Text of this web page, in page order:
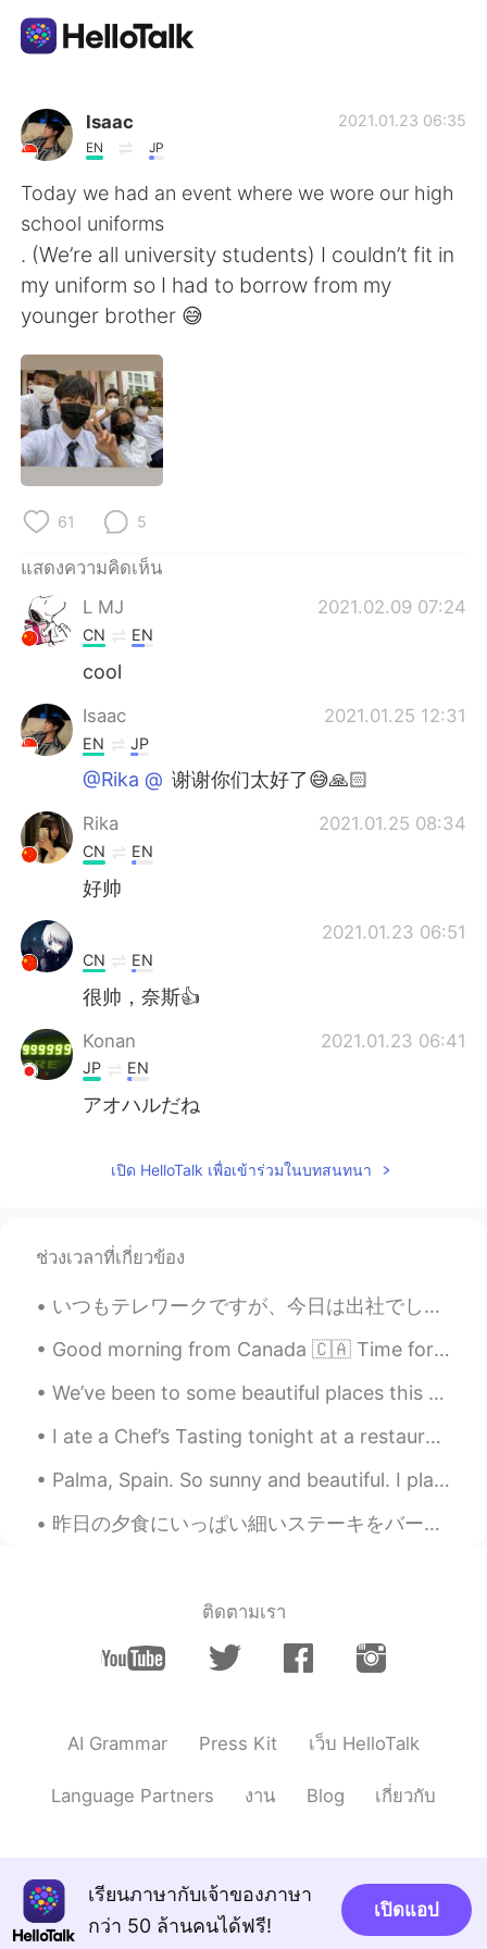
แอปแลกเปลี่ยนทางภาษา
AI Grammar Checker
ไทย
English
繁體中文
العربية
Indonesia
Português
Isaac
EN JP
2021.01.23 06:35
Today we had an event where we wore our high
school uniforms
. (We’re all university students) I couldn’t fit in
my uniform so I had to borrow from my
younger brother 😅
61 5
แสดงความคิดเห็น
L MJ
2021.02.09 07:24
CN EN
cool
Isaac 2021.01.25 12:31
EN JP
@Rika @⁣⁣⁣⁣ 谢谢你们太好了😅🙏🏻
Rika 2021.01.25 08:34
CN EN
好帅
2021.01.23 06:51
CN EN
很帅，奈斯👍
Konan 2021.01.23 06:41
JP EN
アオハルだね
เปิด HelloTalk เพื่อเข้าร่วมในบทสนทนา
ช่วงเวลาที่เกี่ยวข้อง
いつもテレワークですが、今日は出社でした。 帰ったとき、自転車を置こうとしたら、黒い子猫がいました。😻 今日は違う子猫ですね。 どうして、猫がその場所が好きなんでしょうか？🤔 着いたとき、...
Good morning from Canada 🇨🇦 Time for breakfast 🍳 sunny side up woohoo today weather is sunny too!...
We’ve been to some beautiful places this week! Today we went to Fuji Shibazakura, yesterday we ex...
I ate a Chef’s Tasting tonight at a restaurant called Uchiko. It was such a great experience. I c...
Palma, Spain. So sunny and beautiful. I played with a giant crocodile in the sea 😂. The view from...
昨日の夕食にいっぱい細いステーキをバーベキューした Last night I barbecued a lot of thin steak 色々な食べ物で使える It can be used i...
ติดตามเรา
AI Grammar Press Kit เว็บ HelloTalk
Language Partners งาน Blog เกี่ยวกับ
เรียนภาษากับเจ้าของภาษา
กว่า 50 ล้านคนได้ฟรี!
เปิดแอป